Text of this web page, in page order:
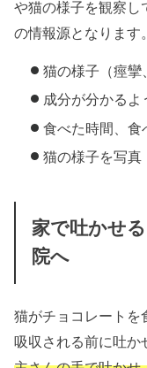
や猫の様子を観察し
の情報源となります。
猫の様子（痙攣
成分が分かるよ
食べた時間、食
猫の様子を写真
家で吐かせ
院へ
猫がチョコレートを
吸収される前に吐か